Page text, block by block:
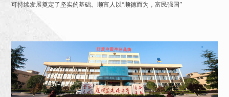
可持续发展奠定了坚实的基础。顺富人以“顺德而为，富民强国”